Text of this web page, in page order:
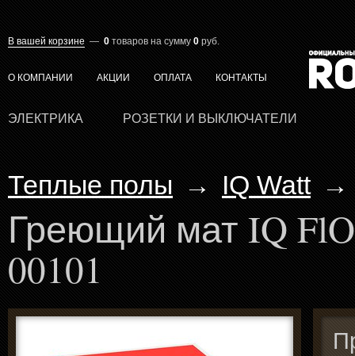
В вашей корзине — 0 товаров на сумму 0 руб.
О КОМПАНИИ АКЦИИ ОПЛАТА КОНТАКТЫ
ЭЛЕКТРИКА РОЗЕТКИ И ВЫКЛЮЧАТЕЛИ
Теплые полы → IQ Watt →
Греющий мат IQ
00101